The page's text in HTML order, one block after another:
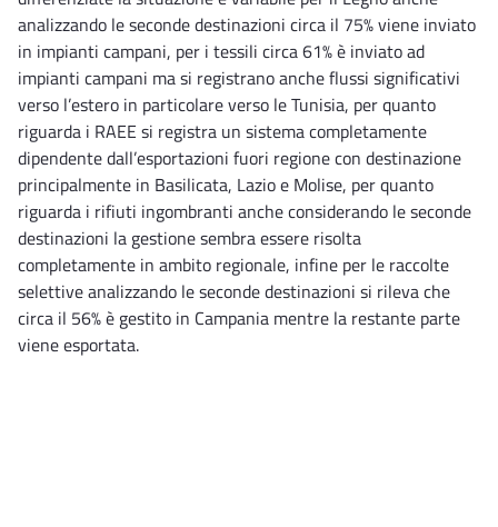
analizzando le seconde destinazioni circa il 75% viene inviato
in impianti campani, per i tessili circa 61% è inviato ad
impianti campani ma si registrano anche flussi significativi
verso l’estero in particolare verso le Tunisia, per quanto
riguarda i RAEE si registra un sistema completamente
dipendente dall’esportazioni fuori regione con destinazione
principalmente in Basilicata, Lazio e Molise, per quanto
riguarda i rifiuti ingombranti anche considerando le seconde
destinazioni la gestione sembra essere risolta
completamente in ambito regionale, infine per le raccolte
selettive analizzando le seconde destinazioni si rileva che
circa il 56% è gestito in Campania mentre la restante parte
viene esportata.